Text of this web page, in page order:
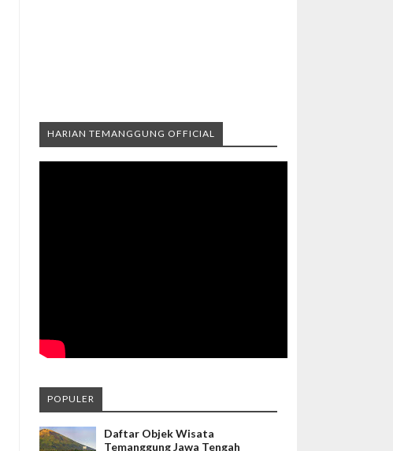
HARIAN TEMANGGUNG OFFICIAL
POPULER
Daftar Objek Wisata
Temanggung Jawa Tengah